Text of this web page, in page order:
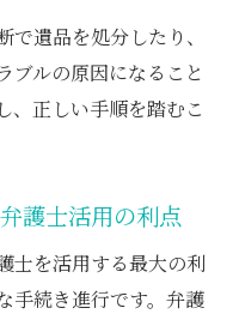
遺品を処分したり、
ブルの原因になること
、正しい手順を踏むこ
護士活用の利点
士を活用する最大の利
手続き進行です。弁護